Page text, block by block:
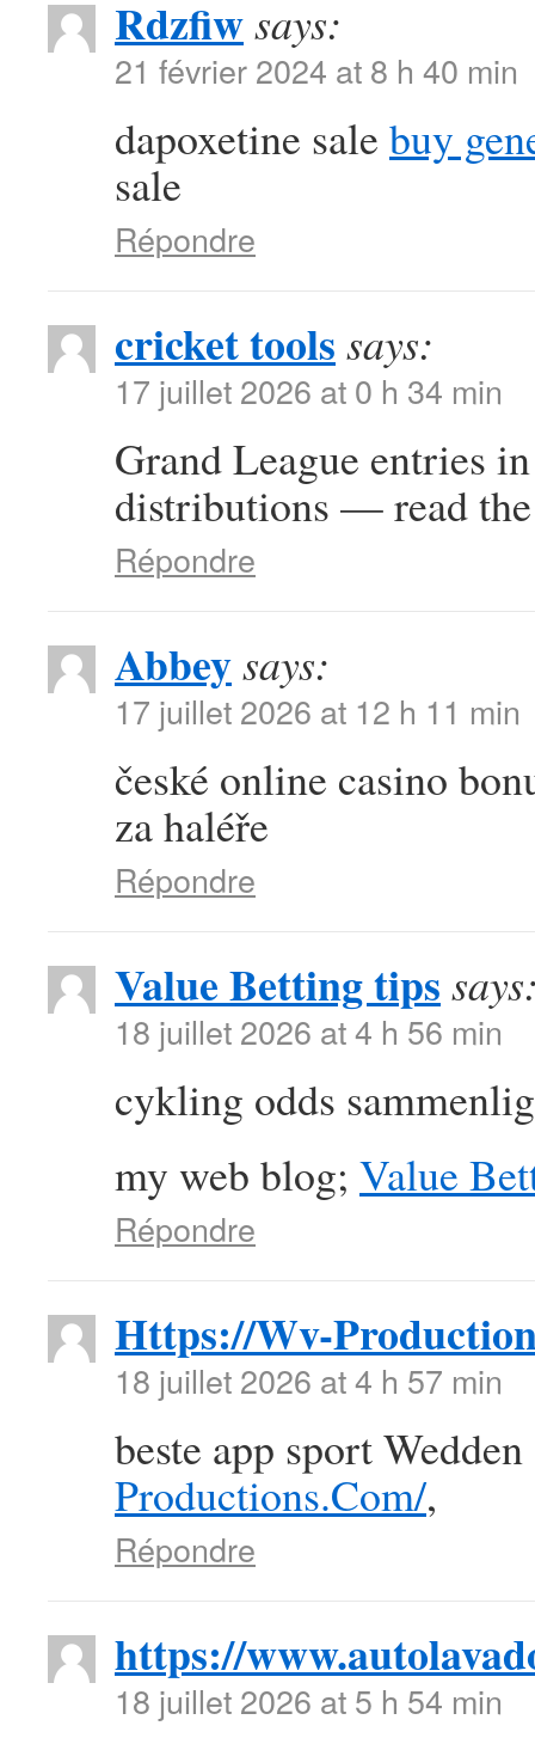
Rdzfiwsays:
21 février 2024 at 8 h 40 min
dapoxetine sale buy
sale
Répondre
cricket tools says:
17 juillet 2026 at 0 h 34 min
Grand League entries
distributions — read
Répondre
Abbeysays:
17 juillet 2026 at 12 h 11 min
české online casino
za haléře
Répondre
Value Betting tips
18 juillet 2026 at 4 h 56 min
cykling odds
my web blog; Value
Répondre
Https://Wv-
18 juillet 2026 at 4 h 57 min
beste app sport
Productions.Com/,
Répondre
https://
18 juillet 2026 at 5 h 54 min